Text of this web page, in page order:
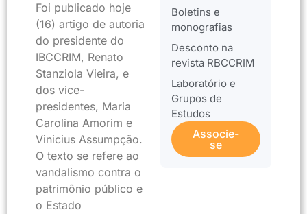
Foi publicado hoje
(16) artigo de autoria
do presidente do
IBCCRIM, Renato
Stanziola Vieira, e
dos vice-
presidentes, Maria
Carolina Amorim e
Vinicius Assumpção.
O texto se refere ao
vandalismo contra o
patrimônio público e
o Estado
Boletins e
monografias
Desconto na
revista RBCCRIM
Laboratório e
Grupos de
Estudos
Associe-
se